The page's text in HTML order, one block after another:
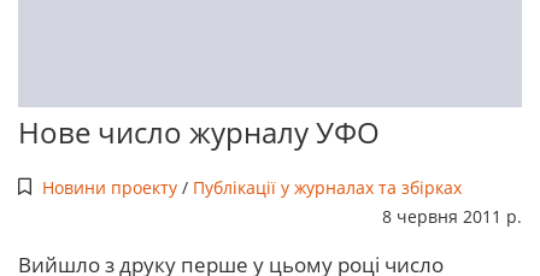
Нове число журналу УФО
Новини проекту/ Публікації у журналах та збірках
8 червня 2011 р.
Вийшло з друку перше у цьому році число